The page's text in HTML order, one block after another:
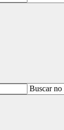
BuscarBuscar no